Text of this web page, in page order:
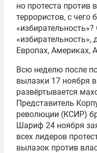
но протеста против
террористов, с чего
Европах, Америках,
Всю неделю после
вылазки 17 ноября
развёртывается
Представитель
революции (КСИР)
Шариф 24 ноября
всех лидеров
вылазок против